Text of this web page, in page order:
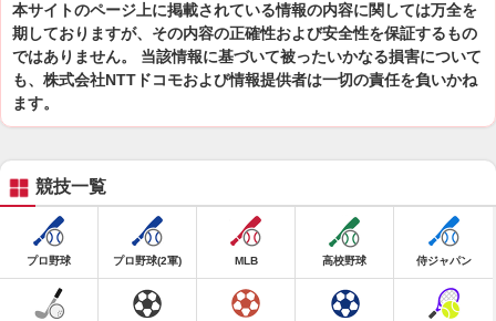
本サイトのページ上に掲載されている情報の内容に関しては万全を
期しておりますが、その内容の正確性および安全性を保証するもの
ではありません。 当該情報に基づいて被ったいかなる損害について
も、株式会社NTTドコモおよび情報提供者は一切の責任を負いかね
ます。
競技一覧
プロ野球 プロ野球(2軍) MLB 高校野球 侍ジャパン